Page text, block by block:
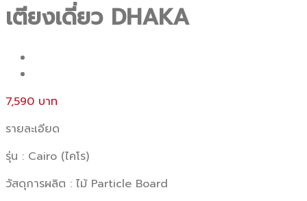
เตียงเดี่ยว DHAKA
7,590
รายละเอียด
รุ่น : Cairo (ไคโร)
วัสดุการผลิต : ไม้ Particle Board